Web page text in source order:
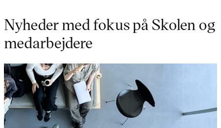
Nyheder med fokus på Skolen og
medarbejdere